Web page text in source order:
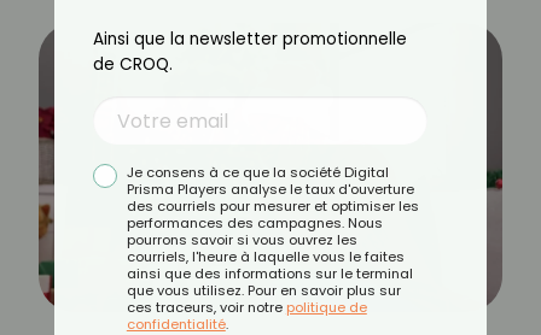
Ainsi que la newsletter promotionnelle
de CROQ.
Je consens à ce que la société Digital
Prisma Players analyse le taux d'ouverture
des courriels pour mesurer et optimiser les
performances des campagnes. Nous
pourrons savoir si vous ouvrez les
courriels, l'heure à laquelle vous le faites
ainsi que des informations sur le terminal
que vous utilisez. Pour en savoir plus sur
ces traceurs, voir notre politique de
confidentialité.